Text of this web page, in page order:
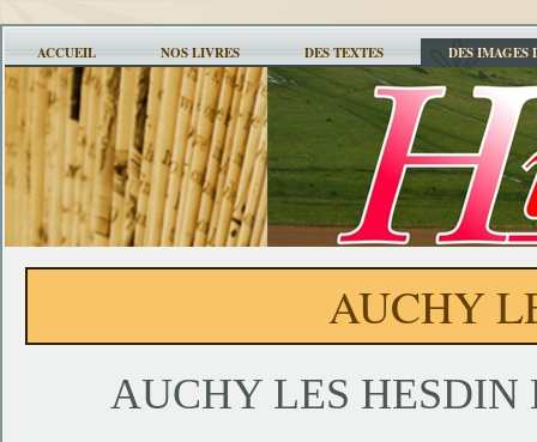
ACCUEIL NOS LIVRES DES TEXTES DES IMAGES
AUCHY
AUCHY LES HESDIN